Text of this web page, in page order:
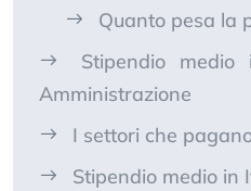
Quanto pesa la
Stipendio
Amministrazione
I settori che
Stipendio medio in